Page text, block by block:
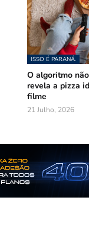
ISSO É PARANÁ.
O algoritmo
revela a pizza
filme
21 Julho, 2026